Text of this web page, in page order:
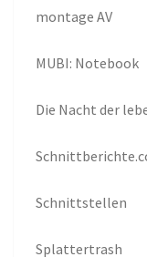
montage AV
MUBI: Notebook
Die Nacht der
Schnittstellen
Splattertrash